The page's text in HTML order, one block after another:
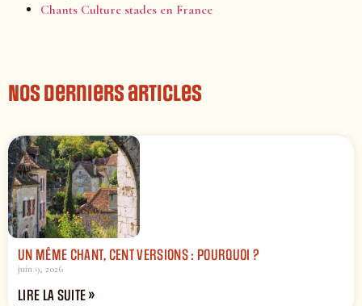
Chants Culture stades en France
Nos derniers articles
UN MÊME CHANT, CENT VERSIONS : POURQUOI ?
juin 9, 2026
LIRE LA SUITE »